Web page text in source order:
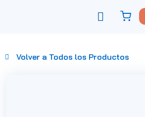
Volver a Todos los Productos